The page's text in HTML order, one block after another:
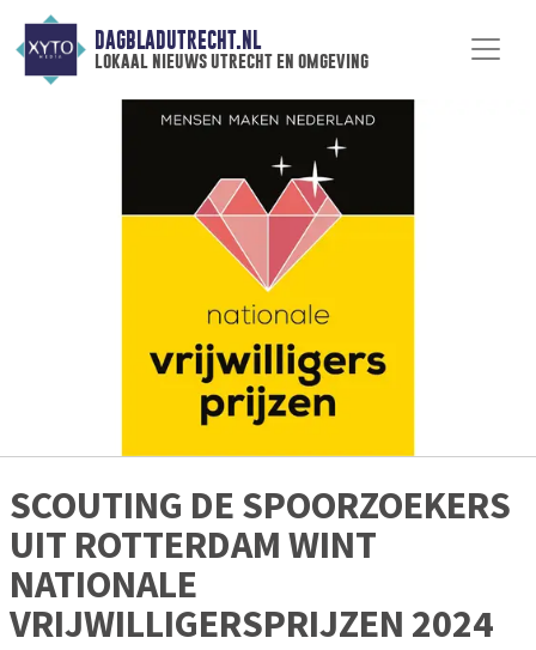
DAGBLADUTRECHT.NL
lokaal nieuws utrecht en omgeving
SCOUTING DE SPOORZOEKERS
UIT ROTTERDAM WINT
NATIONALE
VRIJWILLIGERSPRIJZEN 2024